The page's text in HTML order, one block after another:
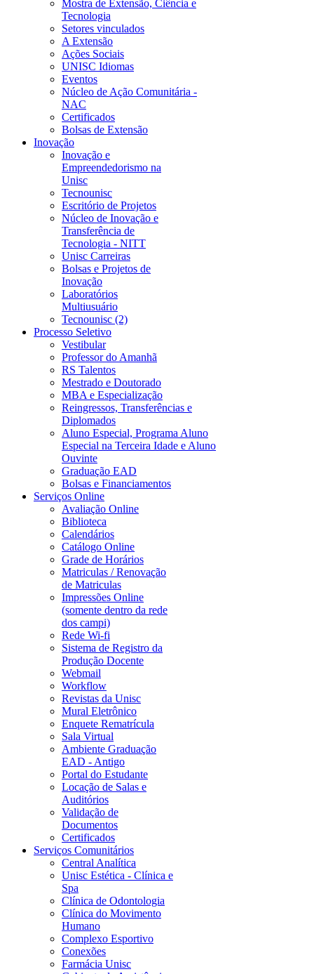
Mostra de Extensão, Ciência e
Tecnologia
Setores vinculados
A Extensão
Ações Sociais
UNISC Idiomas
Eventos
Núcleo de Ação Comunitária -
NAC
Certificados
Bolsas de Extensão
Inovação
Inovação e
Empreendedorismo na
Unisc
Tecnounisc
Escritório de Projetos
Núcleo de Inovação e
Transferência de
Tecnologia - NITT
Unisc Carreiras
Bolsas e Projetos de
Inovação
Laboratórios
Multiusuário
Tecnounisc (2)
Processo Seletivo
Vestibular
Professor do Amanhã
RS Talentos
Mestrado e Doutorado
MBA e Especialização
Reingressos, Transferências e
Diplomados
Aluno Especial, Programa Aluno
Especial na Terceira Idade e Aluno
Ouvinte
Graduação EAD
Bolsas e Financiamentos
Serviços Online
Avaliação Online
Biblioteca
Calendários
Catálogo Online
Grade de Horários
Matriculas / Renovação
de Matriculas
Impressões Online
(somente dentro da rede
dos campi)
Rede Wi-fi
Sistema de Registro da
Produção Docente
Webmail
Workflow
Revistas da Unisc
Mural Eletrônico
Enquete Rematrícula
Sala Virtual
Ambiente Graduação
EAD - Antigo
Portal do Estudante
Locação de Salas e
Auditórios
Validação de
Documentos
Certificados
Serviços Comunitários
Central Analítica
Unisc Estética - Clínica e
Spa
Clínica de Odontologia
Clínica do Movimento
Humano
Complexo Esportivo
Conexões
Farmácia Unisc